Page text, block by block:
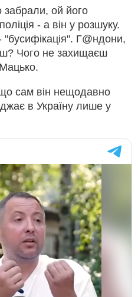
забрали, ой його
- а він у розшуку.
Г@ндони,
Чого не захищаєш
сам він нещодавно
в Україну лише у